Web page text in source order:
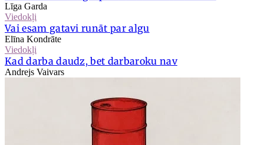
Līga Garda
Viedokļi
Vai esam gatavi runāt par algu
Elīna Kondrāte
Viedokļi
Kad darba daudz, bet darbaroku nav
Andrejs Vaivars